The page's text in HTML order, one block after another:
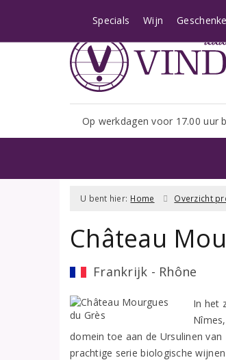
Op werkdagen voor 17.00 uur
Specials Wijn
U bent hier: Home Overzicht
Château
Frankrijk - Rhône
In het
domein toe aan de Ursulinen
prachtige serie biologische